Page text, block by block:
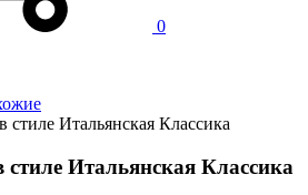
0
стиле Итальянская Классика
Итальянская Классика